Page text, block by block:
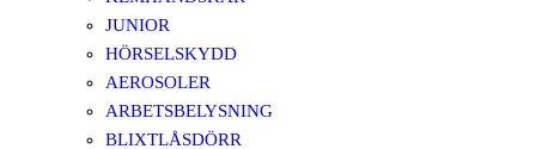
JUNIOR
HÖRSELSKYDD
AEROSOLER
ARBETSBELYSNING
BLIXTLÅSDÖRR